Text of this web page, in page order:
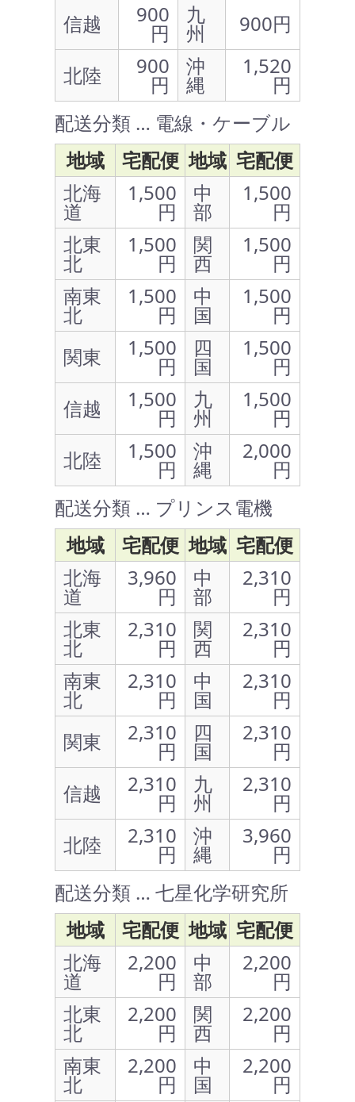
信越
900
円
九
州
900円
北陸
900
円
沖
縄
1,520
円
配送分類 … 電線・ケーブル
地域
宅配便 地域 宅配便
北海
道
1,500
円
中
部
1,500
円
北東
北
1,500
円
関
西
1,500
円
南東
北
1,500
円
中
国
1,500
円
関東
1,500
円
四
国
1,500
円
信越
1,500
円
九
州
1,500
円
北陸
1,500
円
沖
縄
2,000
円
配送分類 … プリンス電機
地域
宅配便 地域 宅配便
北海
道
3,960
円
中
部
2,310
円
北東
北
2,310
円
関
西
2,310
円
南東
北
2,310
円
中
国
2,310
円
関東
2,310
円
四
国
2,310
円
信越
2,310
円
九
州
2,310
円
北陸
2,310
円
沖
縄
3,960
円
配送分類 … 七星化学研究所
地域
宅配便 地域 宅配便
北海
道
2,200
円
中
部
2,200
円
北東
北
2,200
円
関
西
2,200
円
南東
北
2,200
円
中
国
2,200
円